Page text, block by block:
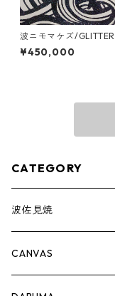
波ニモマケズ/GLITTER / 600
mm x 6000mm
¥450,000
CATEGORY
波佐見焼
complete set
CANVAS